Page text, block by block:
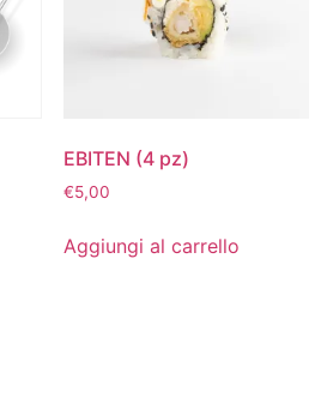
EBITEN (4 pz)
€5,00
Aggiungi al carrello